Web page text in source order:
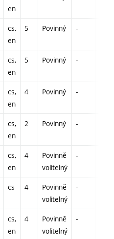
en
cs,
en
5 Povinný -
cs,
en
5 Povinný -
cs,
en
4 Povinný -
cs,
en
2 Povinný -
cs,
en
4
Povinně
volitelný
-
cs 4
Povinně
volitelný
-
cs,
en
4
Povinně
volitelný
-